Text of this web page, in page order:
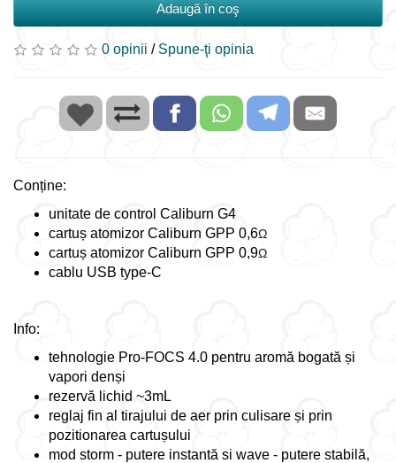
Adaugă în coş
0 opinii /Spune-ţi opinia
Conține:
unitate de control Caliburn G4
cartuș atomizor Caliburn GPP 0,6Ω
cartuș atomizor Caliburn GPP 0,9Ω
cablu USB type-C
Info:
tehnologie Pro-FOCS 4.0 pentru aromă bogată și
vapori denși
rezervă lichid ~3mL
reglaj fin al tirajului de aer prin culisare și prin
pozitionarea cartușului
mod storm - putere instantă si wave - putere stabilă,